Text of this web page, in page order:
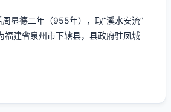
周显德二年（955年），取“溪水安流”
福建省泉州市下辖县，县政府驻凤城